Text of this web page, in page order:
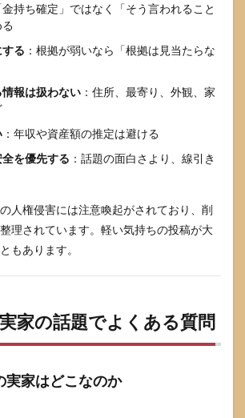
金持ち確定」ではなく「そう言われること
る ：根拠が弱いなら「根拠は見当たらな
報は扱わない ：住所、最寄り、外観、家
：年収や資産額の推定は避ける
を優先する ：話題の面白さより、線引き
人権侵害には注意喚起がされており、削
理されています。軽い気持ちの投稿が大
もあります。
家の話題でよくある質問
実家はどこなのか